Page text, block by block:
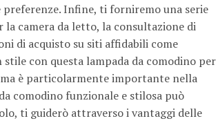
Infine, ti forniremo una serie
camera da letto, la consultazione di
di acquisto su siti affidabili come
con questa lampada da comodino per
è particolarmente importante nella
comodino funzionale e stilosa può
ti guiderò attraverso i vantaggi delle